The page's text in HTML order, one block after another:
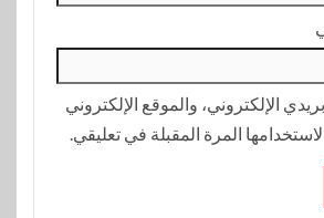
الإلكتروني، والموقع الإلكتروني
المرة المقبلة في تعليقي.